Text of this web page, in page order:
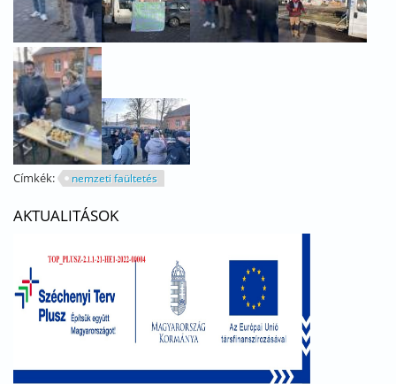
Címkék: nemzeti faültetés
AKTUALITÁSOK